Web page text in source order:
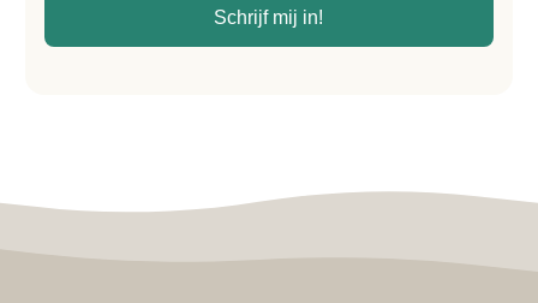
Schrijf mij in!